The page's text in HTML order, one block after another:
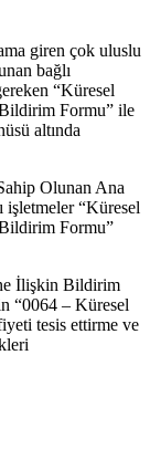
giren çok uluslu
bağlı
“Küresel
Formu” ile
altında
Olunan Ana
işletmeler “Küresel
Formu”
İlişkin Bildirim
“0064 – Küresel
tesis ettirme ve